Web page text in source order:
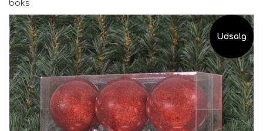
boks
Udsalg